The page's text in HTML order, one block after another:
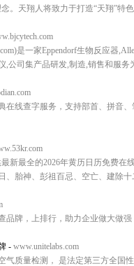
。天翔人将致力于打造“天翔”特
是一家Eppendorf生物反应器
,公司集产品研发,制造,销售和服
在线查字服务，支持部首、拼音
新最全的2026年黄历日历免费
、胎神、彭祖百忌、空亡、建除
品牌，上排行，助力企业做大做
- www.unitelabs.com
气质量检测， 是法定第三方全国